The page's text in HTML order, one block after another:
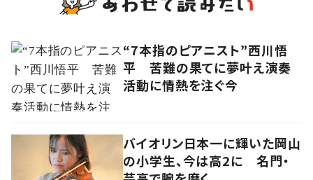
“7本指のピアニスト”西川悟
平 苦難の果てに夢叶え演奏
活動に情熱を注ぐ今
バイオリン日本一に輝いた岡山
の小学生、今は高2に 名門・